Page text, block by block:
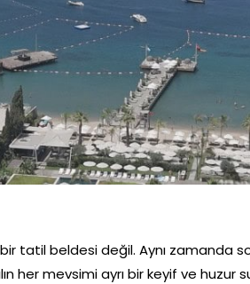
tatil beldesi değil. Aynı zamanda
her mevsimi ayrı bir keyif ve huzur